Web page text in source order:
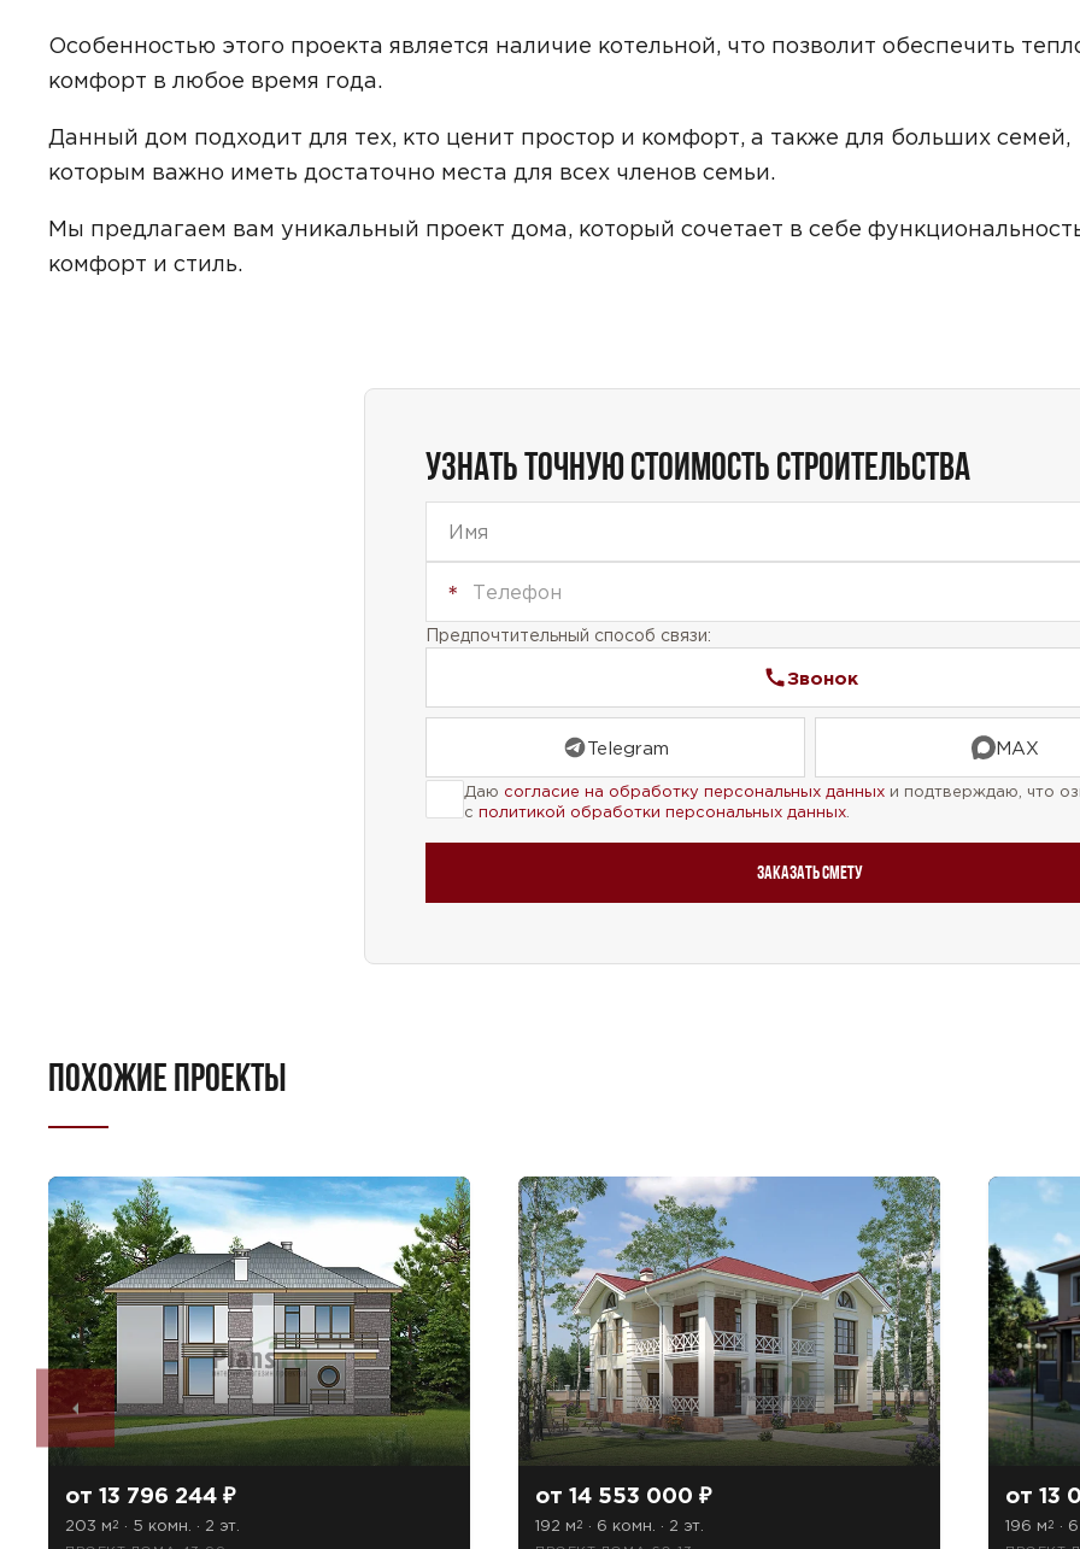
Особенностью этого проекта является наличие котельной, что позволит обеспечить
комфорт в любое время года.
Данный дом подходит для тех, кто ценит простор и комфорт, а также для больших семей,
которым важно иметь достаточно места для всех членов семьи.
Мы предлагаем вам уникальный проект дома, который сочетает в себе
комфорт и стиль.
УЗНАТЬ ТОЧНУЮ СТОИМОСТЬ СТРОИТЕЛЬСТВА
Предпочтительный способ связи:
Звонок
Telegram MAX
Даю согласие на обработку персональных данных и подтверждаю, что
с политикой обработки персональных данных.
Заказать смету
ПОХОЖИЕ ПРОЕКТЫ
от 13 796 244 ₽
203 м2 · 5 комн. · 2 эт.
от 14 553 000 ₽
192 м2 · 6 комн. · 2 эт.
от 13
196 м2 ·
Даюсогласие на обработку персональных данныхи подтверждаю, что
Рассчитать стоимость